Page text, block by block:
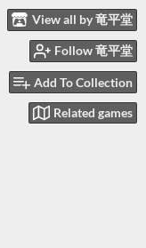
View all by 竜平堂
Follow 竜平堂
Add To Collection
Related games